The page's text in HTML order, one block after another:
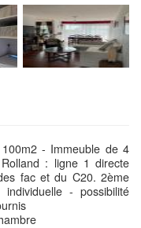
- Immeuble de 4
: ligne 1 directe
fac et du C20. 2ème
- possibilité